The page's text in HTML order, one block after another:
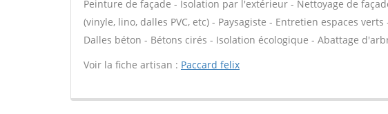
Peinture de façade - Isolation par l'extérieur - Nettoyage de
(vinyle, lino, dalles PVC, etc) - Paysagiste - Entretien espaces
Dalles béton - Bétons cirés - Isolation écologique - Abattage
Voir la fiche artisan : Paccard felix